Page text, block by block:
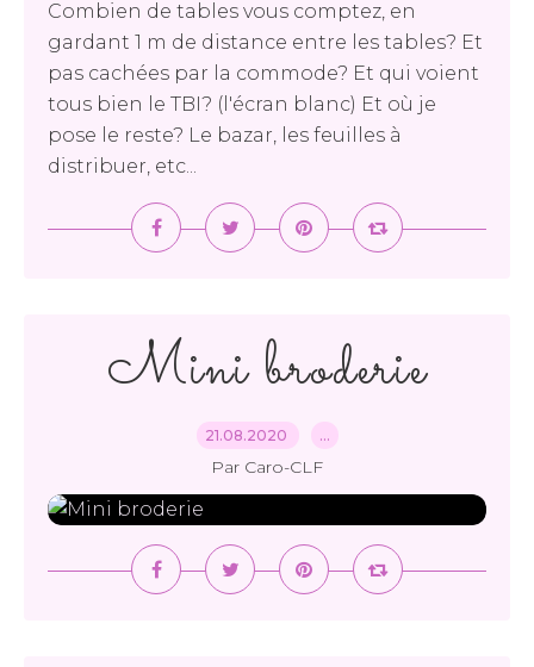
Combien de tables vous comptez, en
gardant 1 m de distance entre les tables? Et
pas cachées par la commode? Et qui voient
tous bien le TBI? (l'écran blanc) Et où je
pose le reste? Le bazar, les feuilles à
distribuer, etc...
Mini broderie
21.08.2020 …
Par Caro-CLF